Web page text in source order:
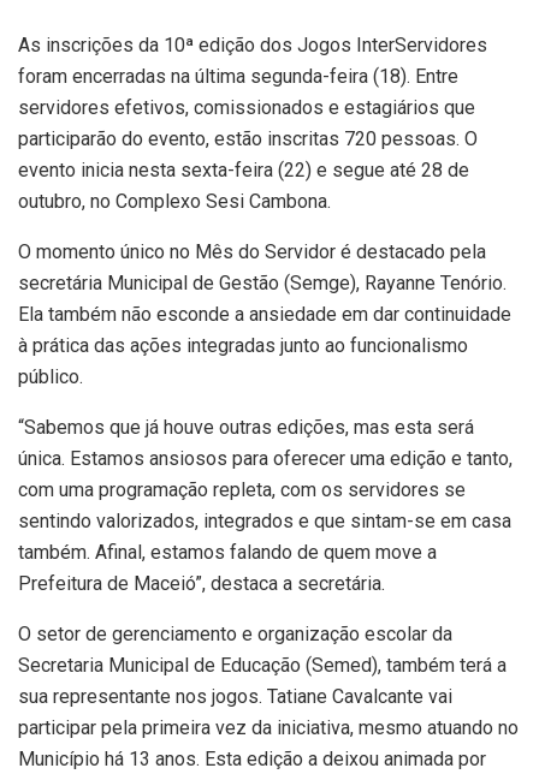
As inscrições da 10ª edição dos Jogos InterServidores
foram encerradas na última segunda-feira (18). Entre
servidores efetivos, comissionados e estagiários que
participarão do evento, estão inscritas 720 pessoas. O
evento inicia nesta sexta-feira (22) e segue até 28 de
outubro, no Complexo Sesi Cambona.
O momento único no Mês do Servidor é destacado pela
secretária Municipal de Gestão (Semge), Rayanne Tenório.
Ela também não esconde a ansiedade em dar continuidade
à prática das ações integradas junto ao funcionalismo
público.
“Sabemos que já houve outras edições, mas esta será
única. Estamos ansiosos para oferecer uma edição e tanto,
com uma programação repleta, com os servidores se
sentindo valorizados, integrados e que sintam-se em casa
também. Afinal, estamos falando de quem move a
Prefeitura de Maceió”, destaca a secretária.
O setor de gerenciamento e organização escolar da
Secretaria Municipal de Educação (Semed), também terá a
sua representante nos jogos. Tatiane Cavalcante vai
participar pela primeira vez da iniciativa, mesmo atuando no
Município há 13 anos. Esta edição a deixou animada por